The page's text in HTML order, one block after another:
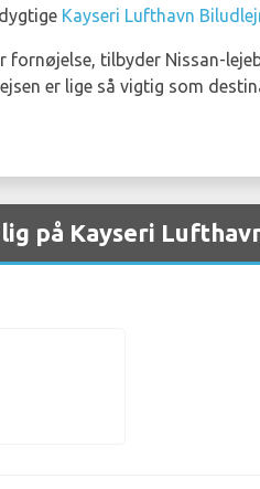
Kayseri Lufthavn
tilbyder Nissan-
er lige så vigtig som
på Kayseri